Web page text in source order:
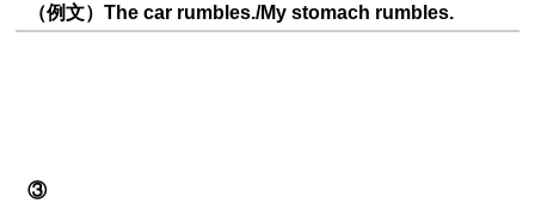
（例文）The car rumbles./My stomach rumbles.
③